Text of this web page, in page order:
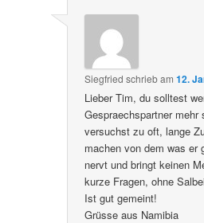
Siegfried schriebam12.
Lieber Tim, du solltest
Gespraechspartner mehr
versuchst zu oft, lange
machen von dem was er
nervt und bringt keinen
kurze Fragen, ohne
Ist gut gemeint!
Grüsse aus Namibia